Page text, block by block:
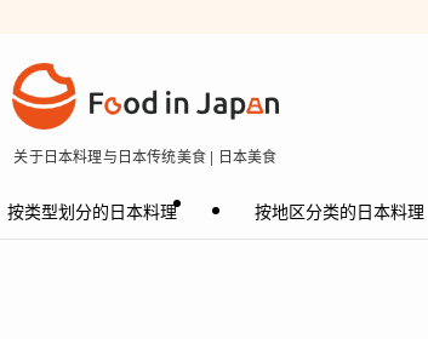
关于日本料理与日本传统美食 | 日本美食
按类型划分的日本料理 按地区分类的日本料理